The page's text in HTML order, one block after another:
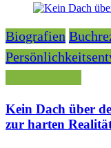
Biografien
Kein Dach über
zur harten